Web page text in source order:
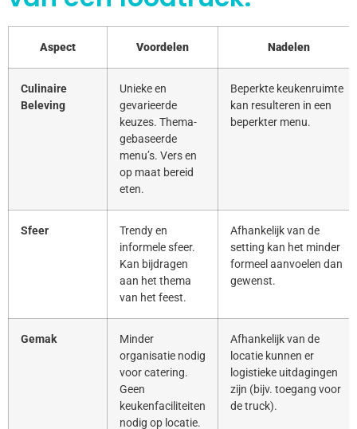
Aspect Voordelen Nadelen
Culinaire
Beleving
Unieke en
gevarieerde
keuzes. Thema-
gebaseerde
menu’s. Vers en
op maat bereid
eten.
Beperkte keukenruimte
kan resulteren in een
beperkter menu.
Sfeer
Trendy en
informele sfeer.
Kan bijdragen
aan het thema
van het feest.
Afhankelijk van de
setting kan het minder
formeel aanvoelen dan
gewenst.
Gemak
Minder
organisatie nodig
voor catering.
Geen
keukenfaciliteiten
nodig op locatie.
Afhankelijk van de
locatie kunnen er
logistieke uitdagingen
zijn (bijv. toegang voor
de truck).